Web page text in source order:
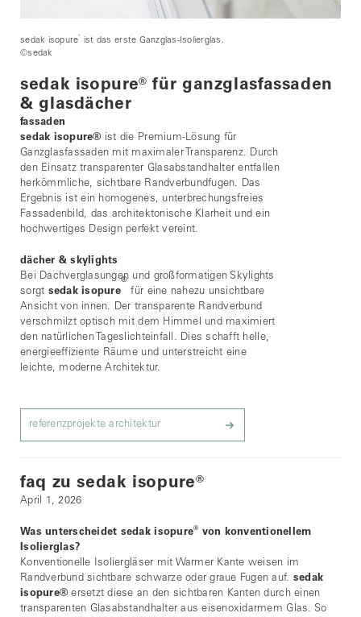
sedak isopure®
ist das erste Ganzglas-Isolierglas.
©sedak
sedak isopure® für ganzglasfassaden
& glasdächer
fassaden
sedak isopure® ist die Premium-Lösung für
Ganzglasfassaden mit maximaler Transparenz. Durch
den Einsatz transparenter Glasabstandhalter entfallen
herkömmliche, sichtbare Randverbundfugen. Das
Ergebnis ist ein homogenes, unterbrechungsfreies
Fassadenbild, das architektonische Klarheit und ein
hochwertiges Design perfekt vereint.
dächer & skylights
Bei Dachverglasungen und großformatigen Skylights
sorgt sedak isopure
®
für eine nahezu unsichtbare
Ansicht von innen. Der transparente Randverbund
verschmilzt optisch mit dem Himmel und maximiert
den natürlichen Tageslichteinfall. Dies schafft helle,
energieeffiziente Räume und unterstreicht eine
leichte, moderne Architektur.
referenzprojekte architektur
faq zu sedak isopure®
April 1, 2026
Was unterscheidet sedak isopure®
von konventionellem
Isolierglas?
Konventionelle Isoliergläser mit Warmer Kante weisen im
Randverbund sichtbare schwarze oder graue Fugen auf. sedak
isopure® ersetzt diese an den sichtbaren Kanten durch einen
transparenten Glasabstandhalter aus eisenoxidarmem Glas. So